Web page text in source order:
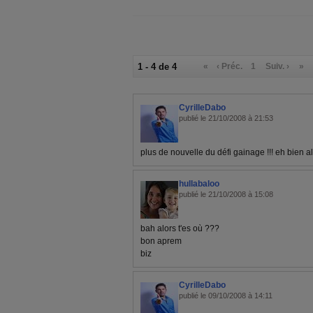
1 - 4 de 4 « ‹ Préc. 1 Suiv. › »
CyrilleDabo
publié le 21/10/2008 à 21:53
plus de nouvelle du défi gainage !!! eh bien
hullabaloo
publié le 21/10/2008 à 15:08
bah alors t'es où ???
bon aprem
biz
CyrilleDabo
publié le 09/10/2008 à 14:11